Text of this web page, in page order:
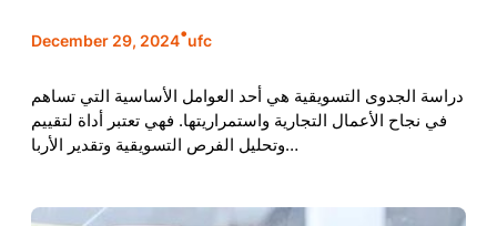
December 29, 2024•ufc
دراسة الجدوى التسويقية هي أحد العوامل الأساسية التي تساهم
في نجاح الأعمال التجارية واستمراريتها. فهي تعتبر أداة لتقييم
وتحليل الفرص التسويقية وتقدير الأربا…